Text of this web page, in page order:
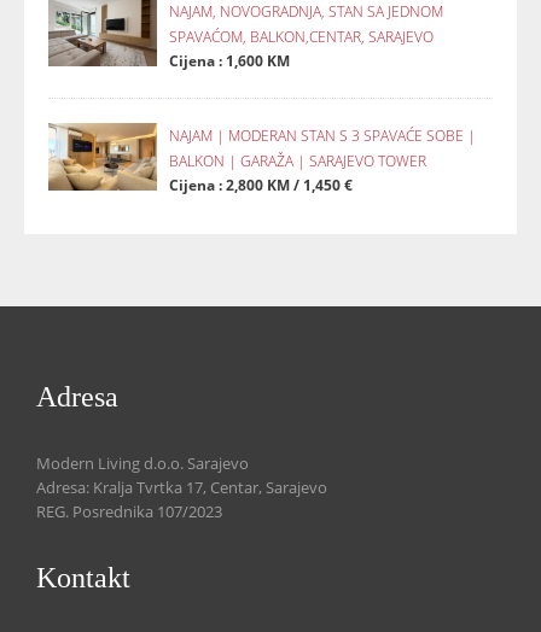
NAJAM, NOVOGRADNJA, STAN SA JEDNOM
SPAVAĆOM, BALKON,CENTAR, SARAJEVO
Cijena : 1,600 KM
NAJAM | MODERAN STAN S 3 SPAVAĆE SOBE |
BALKON | GARAŽA | SARAJEVO TOWER
Cijena : 2,800 KM / 1,450 €
Adresa
Modern Living d.o.o. Sarajevo
Adresa: Kralja Tvrtka 17, Centar, Sarajevo
REG. Posrednika 107/2023
Kontakt